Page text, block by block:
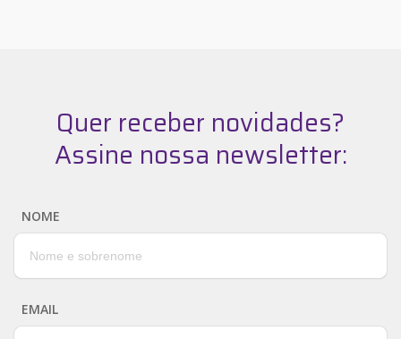
Quer receber novidades?
Assine nossa newsletter:
NOME
EMAIL